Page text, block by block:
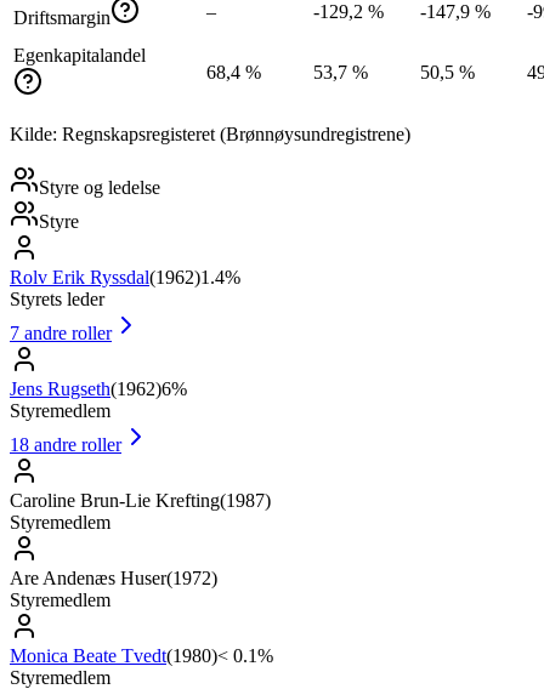
Driftsmargin – -129,2 % -147,9 % -
Egenkapitalandel
68,4 %
53,7 % 50,5 %
Kilde: Regnskapsregisteret (Brønnøysundregistrene)
Styre og ledelse
Styre
Rolv Erik Ryssdal(1962)1.4%
Styrets leder
7 andre roller
Jens Rugseth(1962)6%
Styremedlem
18 andre roller
Caroline Brun-Lie Krefting(1987)
Styremedlem
Are Andenæs Huser(1972)
Styremedlem
Monica Beate Tvedt(1980)< 0.1%
Styremedlem